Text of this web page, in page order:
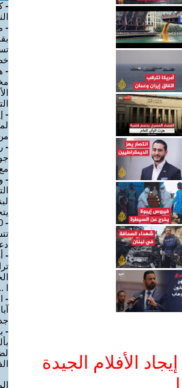
الأفلام الجيدة
-
-
-
-
-
-
-
-
ا
-
-